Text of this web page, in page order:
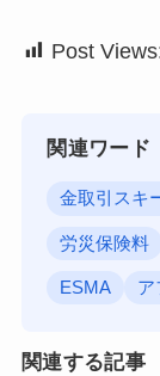
Post
関連ワード
金取引スキ
労災保険料
ESMA ア
関連する記事